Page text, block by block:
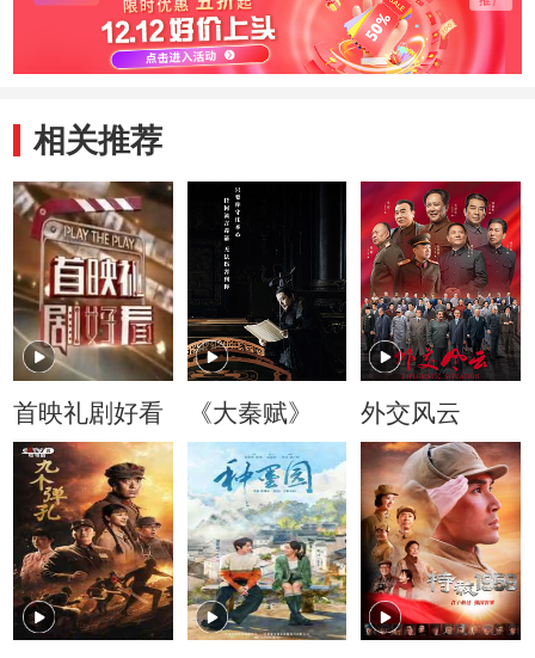
相关推荐
首映礼剧好看 《大秦赋》 外交风云